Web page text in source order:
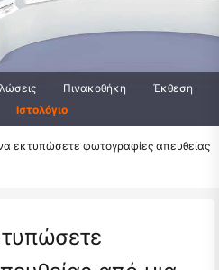
Πινακοθήκη
Έκθεση
Ιστολόγιο
εκτυπώσετε φωτογραφίες απευθείας